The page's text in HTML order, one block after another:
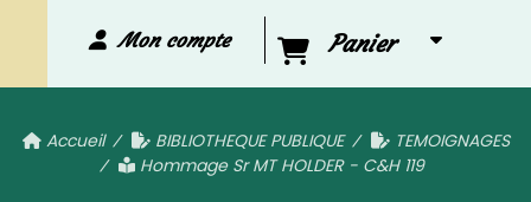
Mon compte Panier
Accueil BIBLIOTHEQUE PUBLIQUE
TEMOIGNAGES
Hommage Sr MT HOLDER - C&H 119